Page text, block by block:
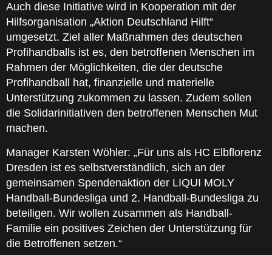
Auch diese Initiative wird in Kooperation mit der
Hilfsorganisation „Aktion Deutschland Hilft“
umgesetzt. Ziel aller Maßnahmen des deutschen
Profihandballs ist es, den betroffenen Menschen im
Rahmen der Möglichkeiten, die der deutsche
Profihandball hat, finanzielle und materielle
Unterstützung zukommen zu lassen. Zudem sollen
die Solidarinitiativen den betroffenen Menschen Mut
machen.
Manager Karsten Wöhler: „Für uns als HC Elbflorenz
Dresden ist es selbstverständlich, sich an der
gemeinsamen Spendenaktion der LIQUI MOLY
Handball-Bundesliga und 2. Handball-Bundesliga zu
beteiligen. Wir wollen zusammen als Handball-
Familie ein positives Zeichen der Unterstützung für
die Betroffenen setzen.“